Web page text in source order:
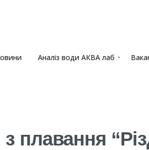
Аналіз води АКВА лаб​
плавання